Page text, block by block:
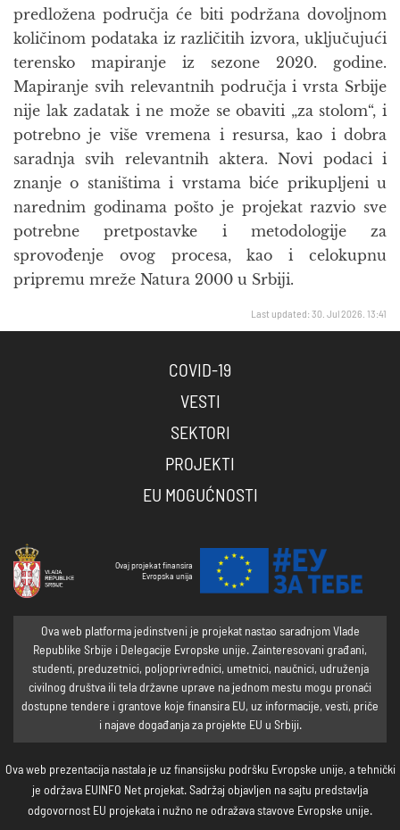
predložena područja će biti podržana dovoljnom
količinom podataka iz različitih izvora, uključujući
terensko mapiranje iz sezone 2020. godine.
Mapiranje svih relevantnih područja i vrsta Srbije
nije lak zadatak i ne može se obaviti „za stolom“, i
potrebno je više vremena i resursa, kao i dobra
saradnja svih relevantnih aktera. Novi podaci i
znanje o staništima i vrstama biće prikupljeni u
narednim godinama pošto je projekat razvio sve
potrebne pretpostavke i metodologije za
sprovođenje ovog procesa, kao i celokupnu
pripremu mreže Natura 2000 u Srbiji.
Last updated: 30. Jul 2026. 13:41
COVID-19
VESTI
SEKTORI
PROJEKTI
EU MOGUĆNOSTI
Ovaj projekat finansira
Evropska unija
Ova web platforma jedinstveni je projekat nastao saradnjom Vlade
Republike Srbije i Delegacije Evropske unije. Zainteresovani građani,
studenti, preduzetnici, poljoprivrednici, umetnici, naučnici, udruženja
civilnog društva ili tela državne uprave na jednom mestu mogu pronaći
dostupne tendere i grantove koje finansira EU, uz informacije, vesti, priče
i najave događanja za projekte EU u Srbiji.
Ova web prezentacija nastala je uz finansijsku podršku Evropske unije, a tehnički
je održava EUINFO Net projekat. Sadržaj objavljen na sajtu predstavlja
odgovornost EU projekata i nužno ne odražava stavove Evropske unije.